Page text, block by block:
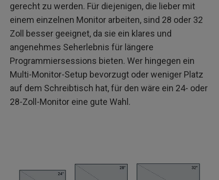
gerecht zu werden. Für diejenigen, die lieber mit
einem einzelnen Monitor arbeiten, sind 28 oder 32
Zoll besser geeignet, da sie ein klares und
angenehmes Seherlebnis für längere
Programmiersessions bieten. Wer hingegen ein
Multi-Monitor-Setup bevorzugt oder weniger Platz
auf dem Schreibtisch hat, für den wäre ein 24- oder
28-Zoll-Monitor eine gute Wahl.